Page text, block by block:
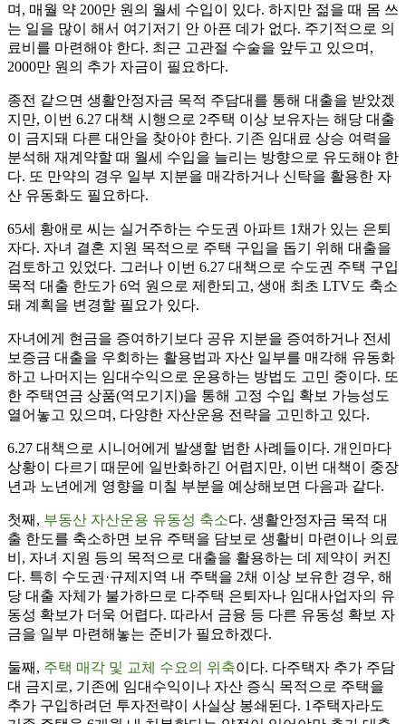
며, 매월 약 200만 원의 월세 수입이 있다. 하지만 젊을 때 몸 쓰
는 일을 많이 해서 여기저기 안 아픈 데가 없다. 주기적으로 의
료비를 마련해야 한다. 최근 고관절 수술을 앞두고 있으며,
2000만 원의 추가 자금이 필요하다.
종전 같으면 생활안정자금 목적 주담대를 통해 대출을 받았겠
지만, 이번 6.27 대책 시행으로 2주택 이상 보유자는 해당 대출
이 금지돼 다른 대안을 찾아야 한다. 기존 임대료 상승 여력을
분석해 재계약할 때 월세 수입을 늘리는 방향으로 유도해야 한
다. 또 만약의 경우 일부 지분을 매각하거나 신탁을 활용한 자
산 유동화도 필요하다.
65세 황애로 씨는 실거주하는 수도권 아파트 1채가 있는 은퇴
자다. 자녀 결혼 지원 목적으로 주택 구입을 돕기 위해 대출을
검토하고 있었다. 그러나 이번 6.27 대책으로 수도권 주택 구입
목적 대출 한도가 6억 원으로 제한되고, 생애 최초 LTV도 축소
돼 계획을 변경할 필요가 있다.
자녀에게 현금을 증여하기보다 공유 지분을 증여하거나 전세
보증금 대출을 우회하는 활용법과 자산 일부를 매각해 유동화
하고 나머지는 임대수익으로 운용하는 방법도 고민 중이다. 또
한 주택연금 상품(역모기지)을 통해 고정 수입 확보 가능성도
열어놓고 있으며, 다양한 자산운용 전략을 고민하고 있다.
6.27 대책으로 시니어에게 발생할 법한 사례들이다. 개인마다
상황이 다르기 때문에 일반화하긴 어렵지만, 이번 대책이 중장
년과 노년에게 영향을 미칠 부분을 예상해보면 다음과 같다.
첫째, 부동산 자산운용 유동성 축소다. 생활안정자금 목적 대
출 한도를 축소하면 보유 주택을 담보로 생활비 마련이나 의료
비, 자녀 지원 등의 목적으로 대출을 활용하는 데 제약이 커진
다. 특히 수도권·규제지역 내 주택을 2채 이상 보유한 경우, 해
당 대출 자체가 불가하므로 다주택 은퇴자나 임대사업자의 유
동성 확보가 더욱 어렵다. 따라서 금융 등 다른 유동성 확보 자
금을 일부 마련해놓는 준비가 필요하겠다.
둘째, 주택 매각 및 교체 수요의 위축이다. 다주택자 추가 주담
대 금지로, 기존에 임대수익이나 자산 증식 목적으로 주택을
추가 구입하려던 투자전략이 사실상 봉쇄된다. 1주택자라도